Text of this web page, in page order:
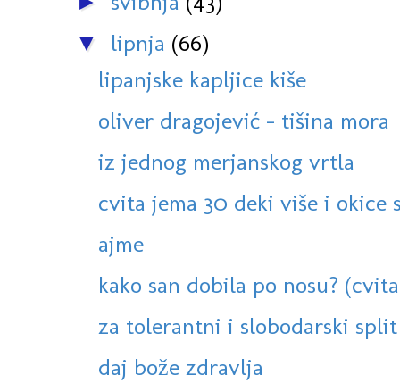
▼ lipnja (66)
lipanjske kapljice kiše
oliver dragojević - tišina mora
iz jednog merjanskog vrtla
cvita jema 30 deki više i okice
ajme
kako san dobila po nosu?
za tolerantni i slobodarski split
daj bože zdravlja